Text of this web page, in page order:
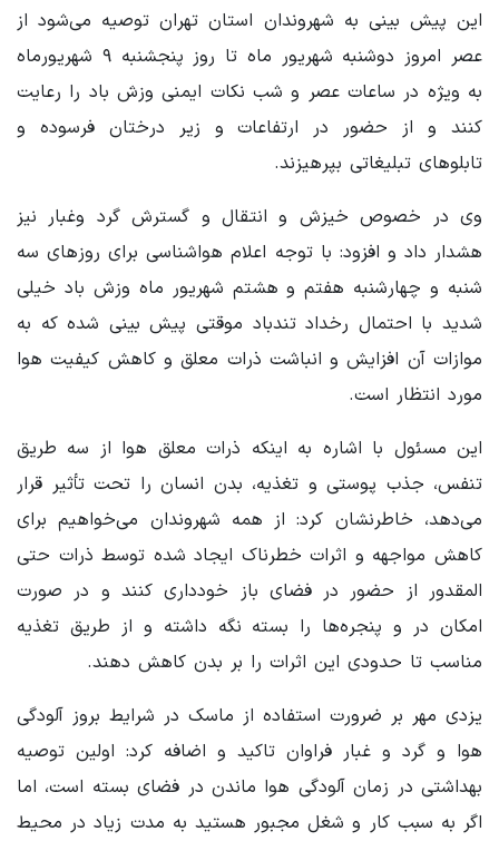
این پیش بینی به شهروندان استان تهران توصیه می‌شود از
عصر امروز دوشنبه شهریور ماه تا روز پنجشنبه ۹ شهریورماه
به ویژه در ساعات عصر و شب نکات ایمنی وزش باد را رعایت
کنند و از حضور در ارتفاعات و زیر درختان فرسوده و
تابلوهای تبلیغاتی بپرهیزند.
وی در خصوص خیزش و انتقال و گسترش گرد وغبار نیز
هشدار داد و افزود: با توجه اعلام هواشناسی برای روزهای سه
شنبه و چهارشنبه هفتم و هشتم شهریور ماه وزش باد خیلی
شدید با احتمال رخداد تندباد موقتی پیش بینی شده که به
موازات آن افزایش و انباشت ذرات معلق و کاهش کیفیت هوا
مورد انتظار است.
این مسئول با اشاره به اینکه ذرات معلق هوا از سه طریق
تنفس، جذب پوستی و تغذیه، بدن انسان را تحت تأثیر قرار
می‌دهد، خاطرنشان کرد: از همه شهروندان می‌خواهیم برای
کاهش مواجهه و اثرات خطرناک ایجاد شده توسط ذرات حتی
المقدور از حضور در فضای باز خودداری کنند و در صورت
امکان در و پنجره‌ها را بسته نگه داشته و از طریق تغذیه
مناسب تا حدودی این اثرات را بر بدن کاهش دهند.
یزدی مهر بر ضرورت استفاده از ماسک در شرایط بروز آلودگی
هوا و گرد و غبار فراوان تاکید و اضافه کرد: اولین توصیه
بهداشتی در زمان آلودگی هوا ماندن در فضای بسته است، اما
اگر به سبب کار و شغل مجبور هستید به مدت زیاد در محیط